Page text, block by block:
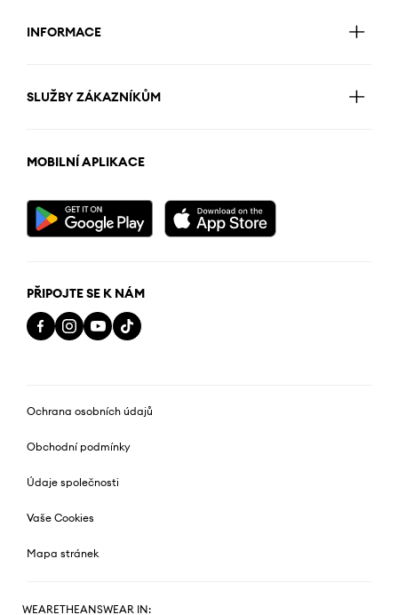
INFORMACE
SLUŽBY ZÁKAZNÍKŮM
MOBILNÍ APLIKACE
PŘIPOJTE SE K NÁM
Ochrana osobních údajů
Obchodní podmínky
Údaje společnosti
Vaše Cookies
Mapa stránek
WEARETHEANSWEAR IN: